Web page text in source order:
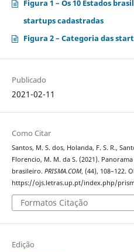
Figura 1 – Os 10 Estados
startups cadastradas
Figura 2 – Categoria das
Publicado
2021-02-11
Como Citar
Santos, M. S. dos, Holanda, F. S. R.,
Florencio, M. M. da S. (2021).
brasileiro. PRISMA.COM, (44), 108–122.
https://ojs.letras.up.pt/index.php/
Formatos Citação
Edição